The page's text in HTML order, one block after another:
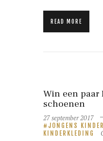
READ MORE
Win een paar
schoenen
27 september 2017
JONGENS
KINDERKLEDING